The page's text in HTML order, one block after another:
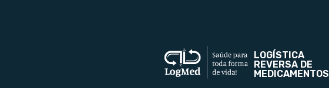
LOGÍSTICA
REVERSA DE
MEDICAMENTOS